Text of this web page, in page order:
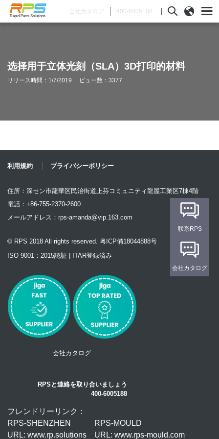
Rapid Parts Solutions
会社カタログ 400-6005188
选择用于立体光刻（SLA）3D打印的材料
リリース時間：1/7/2019 ビュー数：3377
利用規約 プライバシーポリシー
住所：深セン市龍華区民治街道上芬コミュニティ龍屋工業区7棟4階
電話：+86-755-2370-2600
メールアドレス： rps-amanda@vip.163.com
© RPS 2018 All rights reserved. 粤ICP備18044888号
ISO 9001：2015認証 | ITAR登録済み
会社カタログ
RPSと連絡を取り合いましょう
400-6005188
フレンドリーリンク：
RPS-SHENZHEN
URL: www.rp.solutions
RPS-MOULD
URL: www.rps-mould.com
联系RPS
会社カタログ